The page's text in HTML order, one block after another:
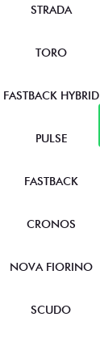
STRADA
TORO
FASTBACK HYBRID
PULSE
FASTBACK
CRONOS
NOVA FIORINO
SCUDO